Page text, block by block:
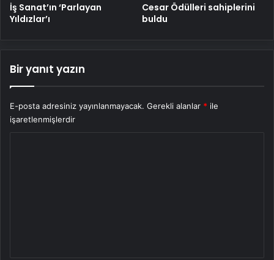
İş Sanat’ın ‘Parlayan
Yıldızlar’ı
Cesar Ödülleri sahiplerini
buldu
Bir yanıt yazın
E-posta adresiniz yayınlanmayacak. Gerekli alanlar * ile
işaretlenmişlerdir